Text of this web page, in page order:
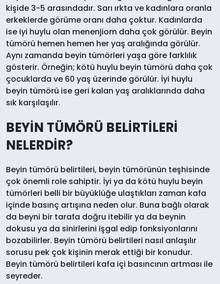
kişide 3-5 arasındadır. Sarı ırkta ve kadınlara oranla
erkeklerde görüme oranı daha çoktur. Kadınlarda
ise iyi huylu olan menenjiom daha çok görülür. Beyin
tümörü hemen hemen her yaş aralığında görülür.
Aynı zamanda beyin tümörleri yaşa göre farklılık
gösterir. Örneğin; kötü huylu beyin tümörü daha çok
çocuklarda ve 60 yaş üzerinde görülür. İyi huylu
beyin tümörü ise geri kalan yaş aralıklarında daha
sık karşılaşılır.
BEYİN TÜMÖRÜ BELİRTİLERİ
NELERDİR?
Beyin tümörü belirtileri, beyin tümörünün teşhisinde
çok önemli role sahiptir. İyi ya da kötü huylu beyin
tümörleri belli bir büyüklüğe ulaştıkları zaman kafa
içinde basınç artışına neden olur. Buna bağlı olarak
da beyni bir tarafa doğru itebilir ya da beynin
dokusu ya da sinirlerini işgal edip fonksiyonlarını
bozabilirler. Beyin tümörü belirtileri nasıl anlaşılır
sorusu pek çok kişinin merak ettiği bir konudur.
Beyin tümörü belirtileri kafa içi basıncının artması ile
seyreder.